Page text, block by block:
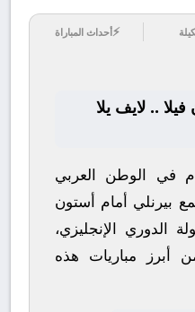
⚡أحداث المباراة
.. لايف يلا
في الوطن العربي
بيرنلي أمام أستون
الدوري الإنجليزي،
أبرز مباريات هذه